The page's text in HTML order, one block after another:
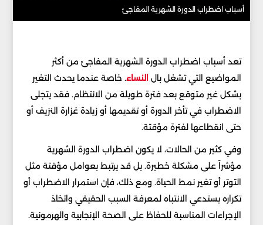
أسباب اضطراب الدورة الشهرية المفاجئ
تعد أسباب اضطراب الدورة الشهرية المفاجئ من أكثر
المواضيع التي تشغل بال النساء. خاصة عندما يحدث التغير
بشكل غير متوقع بعد فترة طويلة من الانتظام. فقد يتجلى
الاضطراب في تأخر الدورة أو تقديمها أو زيادة غزارة النزيف أو
حتى انقطاعها لفترة مؤقتة.
وفي كثير من الحالات، لا يكون اضطراب الدورة الشهرية
مؤشراً على مشكلة خطيرة. بل قد يرتبط بعوامل مؤقتة مثل
التوتر أو تغير نمط الحياة. ومع ذلك، فإن استمرار الاضطراب أو
تكراره يستدعي الانتباه لمعرفة السبب الحقيقي واتخاذ
الإجراءات المناسبة للحفاظ على الصحة الإنجابية والهرمونية.